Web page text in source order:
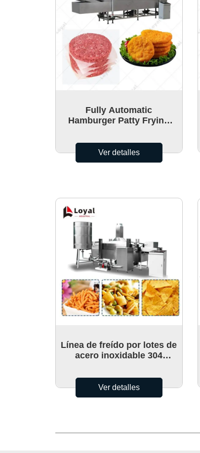
Fully Automatic
Hamburger Patty Frying
Ver detalles
Línea de freído por lotes de
acero inoxidable 304
kg / 500 kg / 1000 kg
Ver detalles